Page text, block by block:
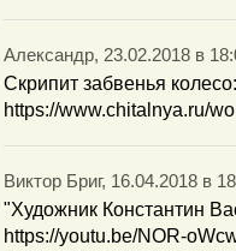
Александр, 23.02.2018 в
Скрипит забвенья колесо:
https://www.chitalnya.ru/
Виктор Бриг, 16.04.2018 в
"Художник Константин
https://youtu.be/NOR-